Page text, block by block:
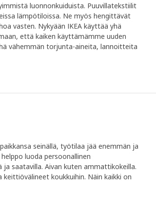
luonnonkuiduista. Puuvillatekstiilit
lämpötiloissa. Ne myös hengittävät
vasten. Nykyään IKEA käyttää yhä
että kaiken käyttämämme uuden
vähemmän torjunta-aineita, lannoitteita
seinällä, työtilaa jää enemmän ja
luoda persoonallinen
saatavilla. Aivan kuten ammattikokeilla.
koukkuihin. Näin kaikki on